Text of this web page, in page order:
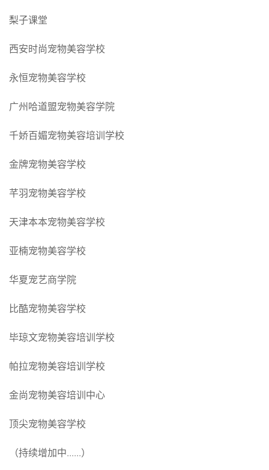
梨子课堂
西安时尚宠物美容学校
永恒宠物美容学校
广州哈道盟宠物美容学院
千娇百媚宠物美容培训学校
金牌宠物美容学校
芊羽宠物美容学校
天津本本宠物美容学校
亚楠宠物美容学校
华夏宠艺商学院
比酷宠物美容学校
毕琼文宠物美容培训学校
帕拉宠物美容培训学校
金尚宠物美容培训中心
顶尖宠物美容学校
（持续增加中......）